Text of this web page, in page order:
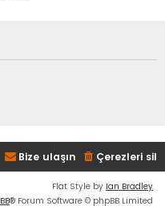
Çerezleri sil
Bize ulaşın
Flat Style by Ian Bradley
® Forum Software © phpBB Limited